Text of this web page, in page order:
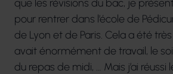
que les révisions du bac, je
pour rentrer dans l’école de
de Lyon et de Paris. Cela a été
avait énormément de travail, le
du repas de midi, … Mais j’ai réussi